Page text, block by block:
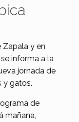
Zapala y en
informa a la
jornada de
y gatos.
de
mañana,